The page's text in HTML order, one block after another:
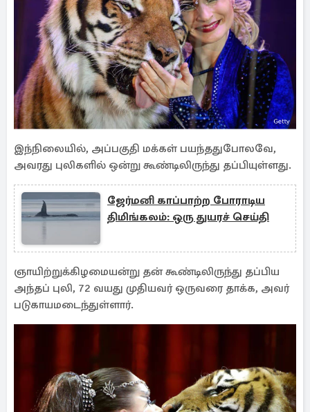
இந்நிலையில், அப்பகுதி மக்கள் பயந்ததுபோலவே,
அவரது புலிகளில் ஒன்று கூண்டிலிருந்து தப்பியுள்ளது.
ஜேர்மனி காப்பாற்ற போராடிய
திமிங்கலம்: ஒரு துயரச் செய்தி
ஞாயிற்றுக்கிழமையன்று தன் கூண்டிலிருந்து தப்பிய
அந்தப் புலி, 72 வயது முதியவர் ஒருவரை தாக்க, அவர்
படுகாயமடைந்துள்ளார்.